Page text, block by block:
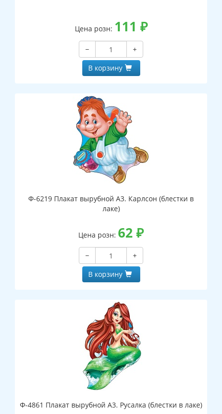
Цена розн: 111 ₽
−
+
В корзину
Ф-6219 Плакат вырубной А3. Карлсон (блестки в
лаке)
Цена розн: 62 ₽
−
+
В корзину
Ф-4861 Плакат вырубной А3. Русалка (блестки в лаке)